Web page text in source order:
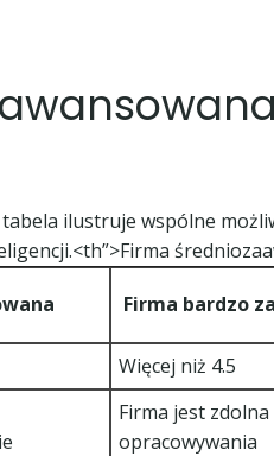
ilustruje wspólne
Firma
Firma bardzo
Więcej niż 4.5
Firma jest zdolna
opracowywania